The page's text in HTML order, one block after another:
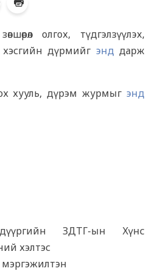
олгох, түдгэлзүүлэх,
дүрмийг энд дарж
хууль, дүрэм журмыг энд
дүүргийн ЗДТГ-ын Хүнс
хэлтэс
мэргэжилтэн